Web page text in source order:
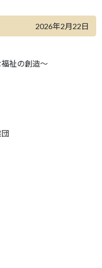
2026年2月22日
祉の創造～